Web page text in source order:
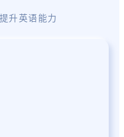
升英语能力